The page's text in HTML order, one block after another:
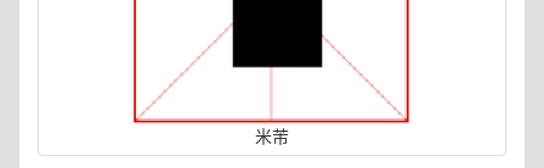
米芾